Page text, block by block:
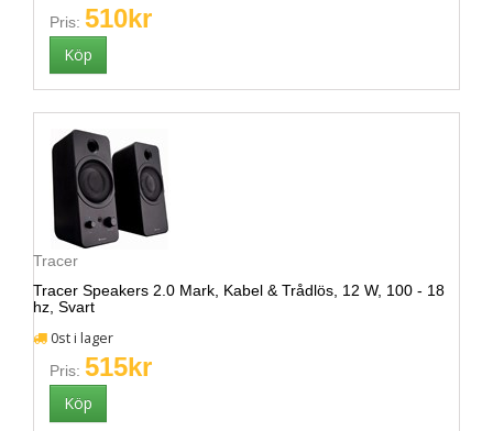
Pris: 510kr
Tracer
Tracer Speakers 2.0 Mark, Kabel & Trådlös, 12 W, 100 - 18
hz, Svart
0st i lager
Pris: 515kr